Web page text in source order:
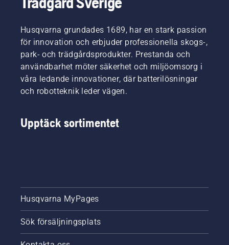
effektiv i
Husqvarna grundades 1689, har en stark passion
för innovation och erbjuder professionella skogs-,
park- och trädgårdsprodukter. Prestanda och
användbarhet möter säkerhet och miljöomsorg i
våra ledande innovationer, där batterilösningar
och robotteknik leder vägen.
Upptäck sortimentet
Husqvarna MyPages
Sök försäljningsplats